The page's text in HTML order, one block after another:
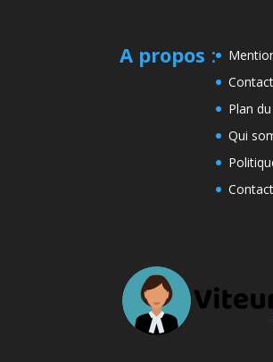
A propos :
Contact
Plan
Qui